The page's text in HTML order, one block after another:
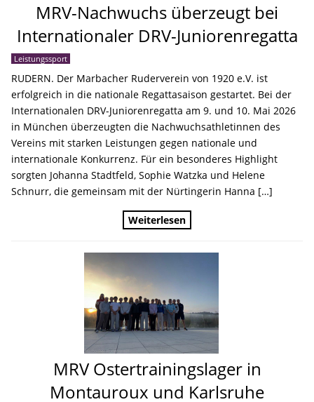
MRV-Nachwuchs überzeugt bei
Internationaler DRV-Juniorenregatta
Leistungssport
RUDERN. Der Marbacher Ruderverein von 1920 e.V. ist
erfolgreich in die nationale Regattasaison gestartet. Bei der
Internationalen DRV-Juniorenregatta am 9. und 10. Mai 2026
in München überzeugten die Nachwuchsathletinnen des
Vereins mit starken Leistungen gegen nationale und
internationale Konkurrenz. Für ein besonderes Highlight
sorgten Johanna Stadtfeld, Sophie Watzka und Helene
Schnurr, die gemeinsam mit der Nürtingerin Hanna […]
Weiterlesen
MRV Ostertrainingslager in
Montauroux und Karlsruhe